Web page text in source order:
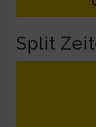
Split